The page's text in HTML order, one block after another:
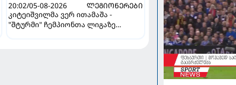
20:02/05-08-2026
ᲚᲔᲒᲘᲝᲜᲔᲠᲔᲑᲘ
კიტეიშვილმა ვერ ითამაშა -
"შტურმი" ჩემპიონთა ლიგაზე